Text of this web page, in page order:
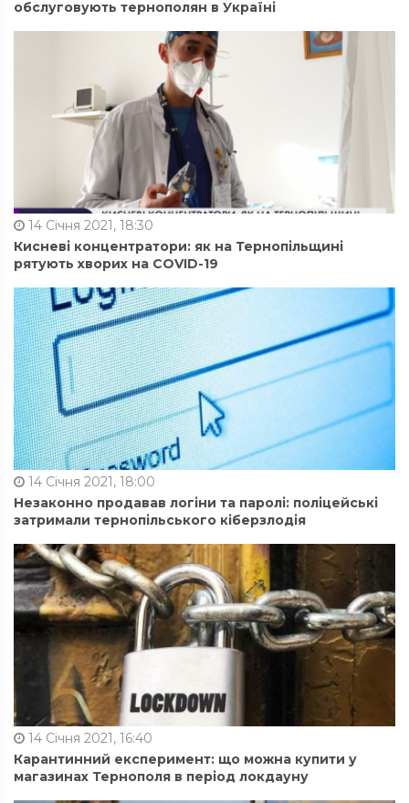
обслуговують тернополян в Україні
14 Січня 2021, 18:30
Кисневі концентратори: як на Тернопільщині
рятують хворих на COVID-19
14 Січня 2021, 18:00
Незаконно продавав логіни та паролі: поліцейські
затримали тернопільського кіберзлодія
14 Січня 2021, 16:40
Карантинний експеримент: що можна купити у
магазинах Тернополя в період локдауну